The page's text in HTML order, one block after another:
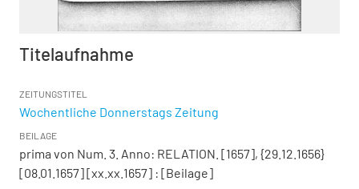
Titelaufnahme
ZEITUNGSTITEL
Wochentliche Donnerstags Zeitung
BEILAGE
prima von Num. 3. Anno: RELATION. [1657], {29.12.1656}
[08.01.1657] [xx.xx.1657] : [Beilage]